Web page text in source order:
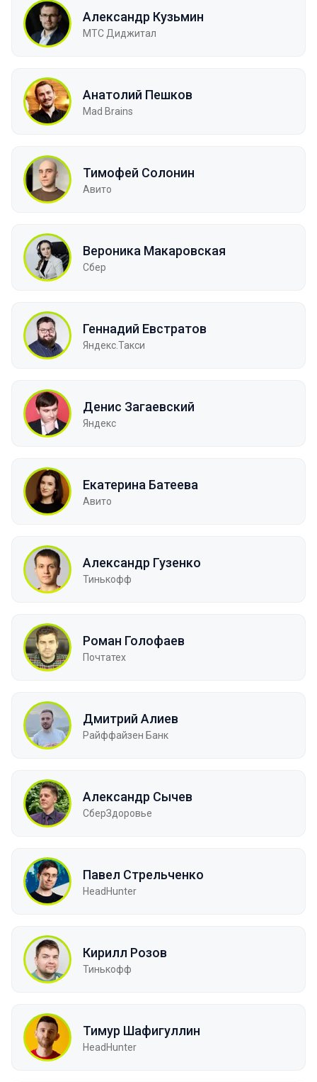
Александр Кузьмин
МТС Диджитал
Анатолий Пешков
Mad Brains
Тимофей Солонин
Авито
Вероника Макаровская
Сбер
Геннадий Евстратов
Яндекс.Такси
Денис Загаевский
Яндекс
Екатерина Батеева
Авито
Александр Гузенко
Тинькофф
Роман Голофаев
Почтатех
Дмитрий Алиев
Райффайзен Банк
Александр Сычев
СберЗдоровье
Павел Стрельченко
HeadHunter
Кирилл Розов
Тинькофф
Тимур Шафигуллин
HeadHunter